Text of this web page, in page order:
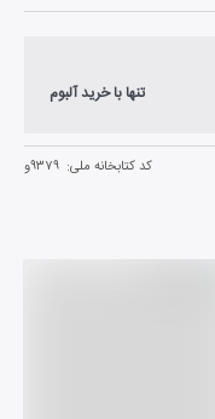
تنها با خرید آلبوم
کد کتابخانه ملی: ۹۳۷۹و